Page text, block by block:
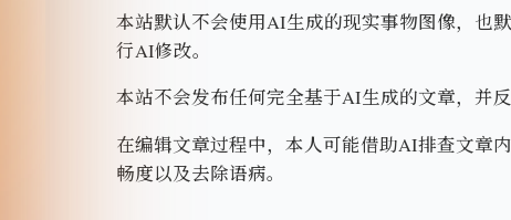
本站默认不会使用AI生成的现实事物图像，也
行AI修改。
本站不会发布任何完全基于AI生成的文章，并
在编辑文章过程中，本人可能借助AI排查文章
畅度以及去除语病。